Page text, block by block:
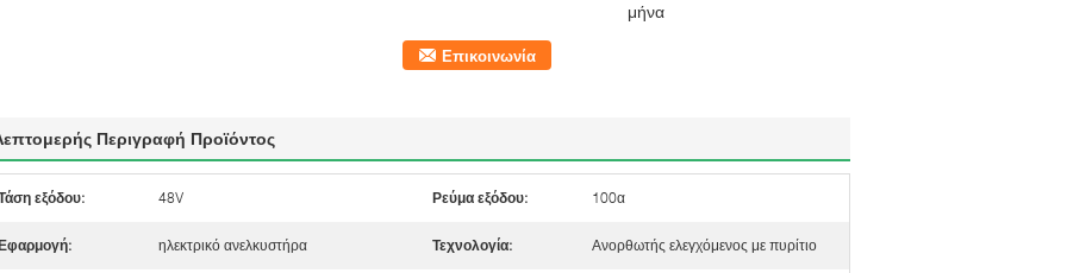
μήνα
Επικοινωνία
Περιγραφή Προϊόντος
εξόδου: 48V Ρεύμα εξόδου: 100α
ηλεκτρικό ανελκυστήρα Τεχνολογία: Ανορθωτής ελεγχόμενος με πυρίτιο